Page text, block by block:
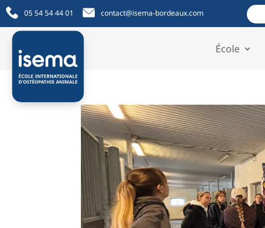
05 54 54 44 01 contact@isema-bordeaux.com
École